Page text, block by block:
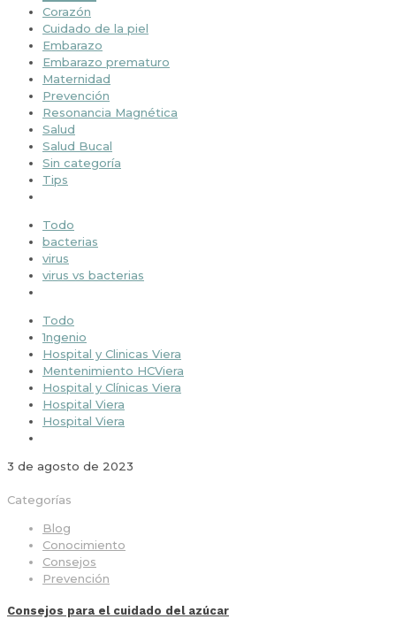
Corazón
Cuidado de la piel
Embarazo
Embarazo prematuro
Maternidad
Prevención
Resonancia Magnética
Salud
Salud Bucal
Sin categoría
Tips
Todo
bacterias
virus
virus vs bacterias
Todo
1ngenio
Hospital y Clinicas Viera
Mentenimiento HCViera
Hospital y Clínicas Viera
Hospital Viera
Hospital Viera
3 de agosto de 2023
Categorías
Blog
Conocimiento
Consejos
Prevención
Consejos para el cuidado del azúcar